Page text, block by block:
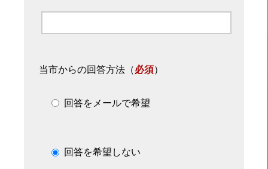
当市からの回答方法 （必須）
回答をメールで希望
回答を希望しない